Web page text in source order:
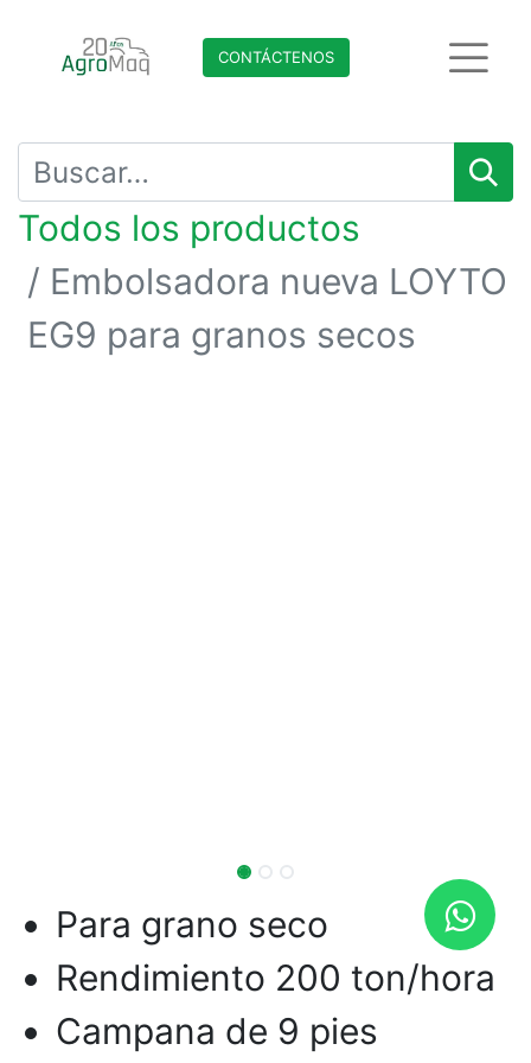
CONTÁCTENO​​​​S
Todos los productos
Embolsadora nueva LOYTO
EG9 para granos secos
Para grano seco
Rendimiento 200 ton/hora
Campana de 9 pies